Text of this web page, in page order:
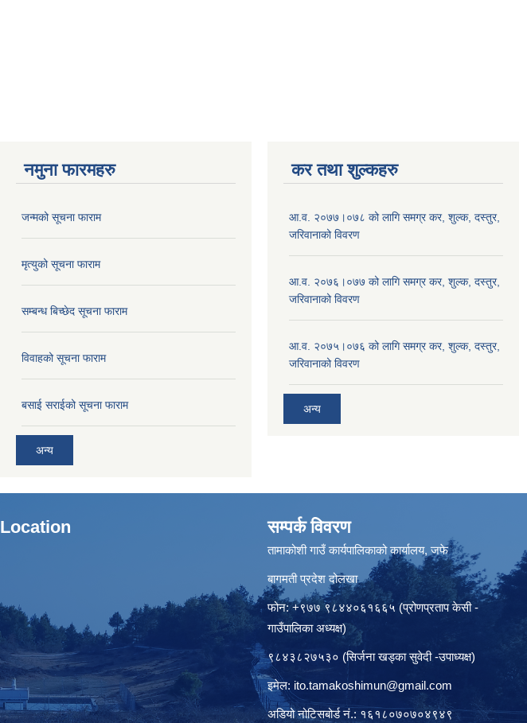
नमुना फारमहरु
जन्मको सूचना फाराम
मृत्युको सूचना फाराम
सम्बन्ध बिच्छेद सूचना फाराम
विवाहको सूचना फाराम
बसाई सराईको सूचना फाराम
अन्य
कर तथा शुल्कहरु
आ.व. २०७७।०७८ को लागि समग्र कर, शुल्क, दस्तुर,
जरिवानाको विवरण
आ.व. २०७६।०७७ को लागि समग्र कर, शुल्क, दस्तुर,
जरिवानाको विवरण
आ.व. २०७५।०७६ को लागि समग्र कर, शुल्क, दस्तुर,
जरिवानाको विवरण
अन्य
Location सम्पर्क विवरण
तामाकोशी गाउँ कार्यपालिकाको कार्यालय, जफे
बागमती प्रदेश दोलखा
फोन: +९७७ ९८४४०६१६६५ (प्रोणप्रताप केसी -
गाउँपालिका अध्यक्ष)
९८४३८२७५३० (सिर्जना खड्का सुवेदी -उपाध्यक्ष)
इमेल: ito.tamakoshimun@gmail.com
अडियो नोटिसबोर्ड नं.: १६१८०७०७०४९४९